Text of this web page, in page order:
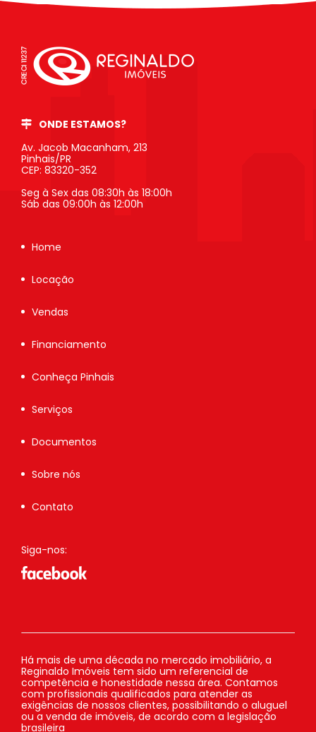
ONDE ESTAMOS?
Av. Jacob Macanham, 213
Pinhais/PR
CEP: 83320-352
Seg à Sex das 08:30h às 18:00h
Sáb das 09:00h às 12:00h
Home
Locação
Vendas
Financiamento
Conheça Pinhais
Serviços
Documentos
Sobre nós
Contato
Siga-nos:
Há mais de uma década no mercado imobiliário, a
Reginaldo Imóveis tem sido um referencial de
competência e honestidade nessa área. Contamos
com profissionais qualificados para atender as
exigências de nossos clientes, possibilitando o aluguel
ou a venda de imóveis, de acordo com a legislação
brasileira